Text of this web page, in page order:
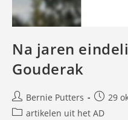
Na jaren
Gouderak
Bericht
auteur:
Bernie Putters
Bericht
29
Berichtcategorie:
artikelen uit het AD